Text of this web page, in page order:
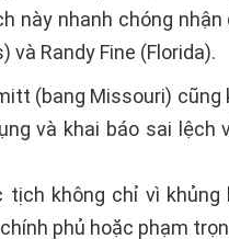
này nhanh chóng
và Randy Fine (Florida).
(bang Missouri) cũng
và khai báo sai lệch
không chỉ vì khủng
phủ hoặc phạm